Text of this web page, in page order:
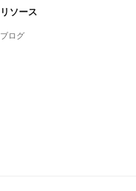
リソース
ブログ